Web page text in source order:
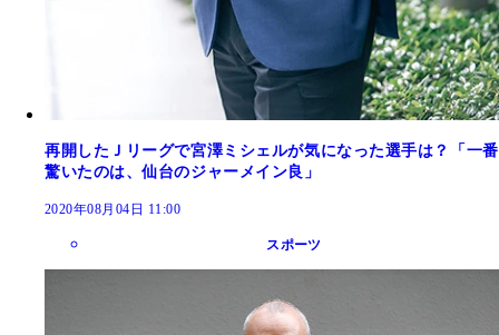
再開したＪリーグで宮澤ミシェルが気になった選手は？「一番
驚いたのは、仙台のジャーメイン良」
2020年08月04日 11:00
スポーツ